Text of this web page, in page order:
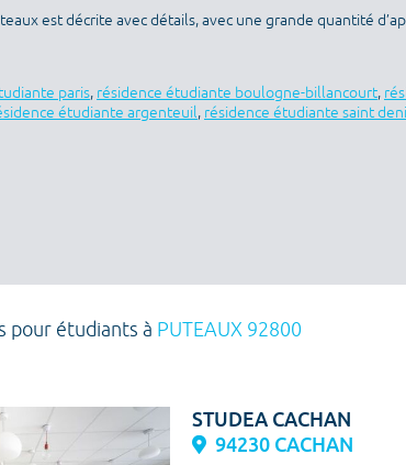
est décrite avec détails, avec une grande quantité
paris, résidence étudiante boulogne-billancourt,
étudiante argenteuil, résidence étudiante saint
pour étudiants à PUTEAUX 92800
STUDEA CACHAN
94230 CACHAN